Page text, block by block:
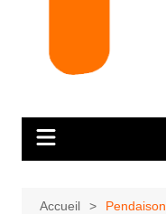
Accueil Pendaison